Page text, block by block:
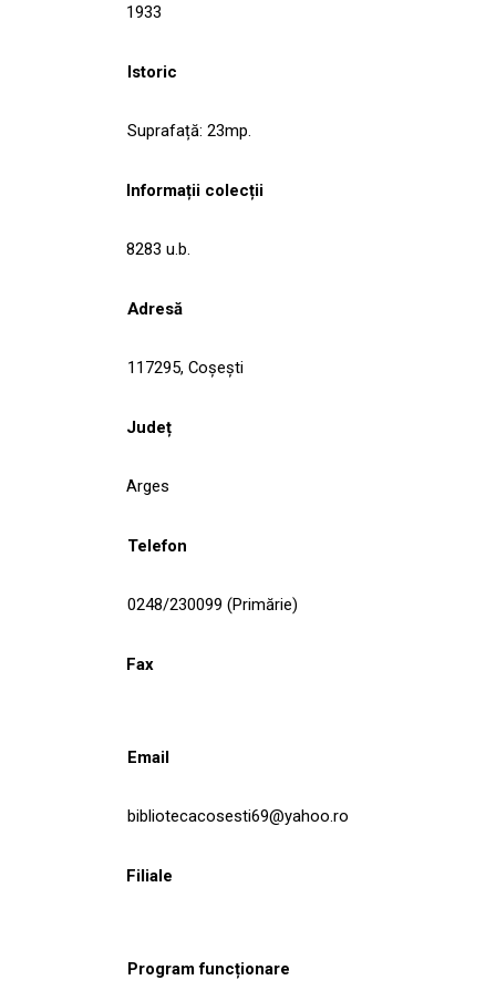
1933
Istoric
Suprafață: 23mp.
Informații colecții
8283 u.b.
Adresă
117295, Coşeşti
Județ
Arges
Telefon
0248/230099 (Primărie)
Fax
Email
bibliotecacosesti69@yahoo.ro
Filiale
Program funcționare